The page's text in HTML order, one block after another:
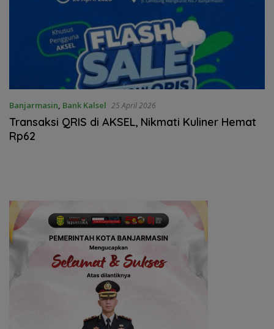
Banjarmasin, Bank Kalsel 25 April 2026
Transaksi QRIS di AKSEL, Nikmati Kuliner Hemat
Rp62